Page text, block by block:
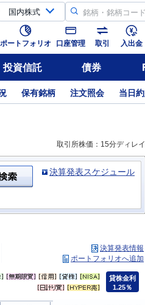
ポートフォリオ 口座管理 取引 入出金
投資信託 債券
保有銘柄 注文照会 当日
取引所株価：15分ディレイ
決算発表スケジュール
決算発表情報
ポートフォリオへ追加
貸株金利
1.25％